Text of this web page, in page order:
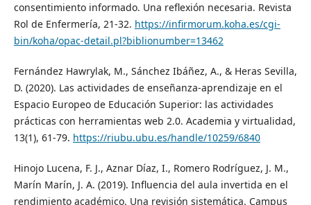
consentimiento informado. Una reflexión necesaria. Revista
Rol de Enfermería, 21-32. https://infirmorum.koha.es/cgi-
bin/koha/opac-detail.pl?biblionumber=13462
Fernández Hawrylak, M., Sánchez Ibáñez, A., & Heras Sevilla,
D. (2020). Las actividades de enseñanza-aprendizaje en el
Espacio Europeo de Educación Superior: las actividades
prácticas con herramientas web 2.0. Academia y virtualidad,
13(1), 61-79. https://riubu.ubu.es/handle/10259/6840
Hinojo Lucena, F. J., Aznar Díaz, I., Romero Rodríguez, J. M.,
Marín Marín, J. A. (2019). Influencia del aula invertida en el
rendimiento académico. Una revisión sistemática. Campus